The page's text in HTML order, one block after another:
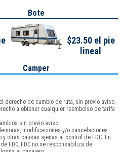
Bote
Camper
$23.50 el pie
lineal
derecho de cambio de ruta, sin previo aviso.
a obtener cualquier reembolso de tarifa
sin previo aviso.
modificaciones y/o cancelaciones
otras causas ajenas al control de FDC. En
FDC, FDC no se responsabiliza de